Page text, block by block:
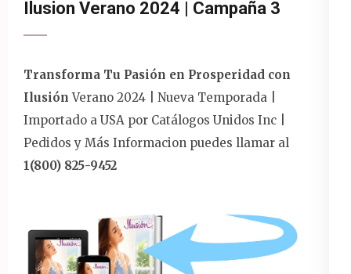
Ilusion Verano 2024 | Campaña 3
Transforma Tu Pasión en Prosperidad con
Ilusión Verano 2024 | Nueva Temporada |
Importado a USA por Catálogos Unidos Inc |
Pedidos y Más Informacion puedes llamar al
1(800) 825-9452